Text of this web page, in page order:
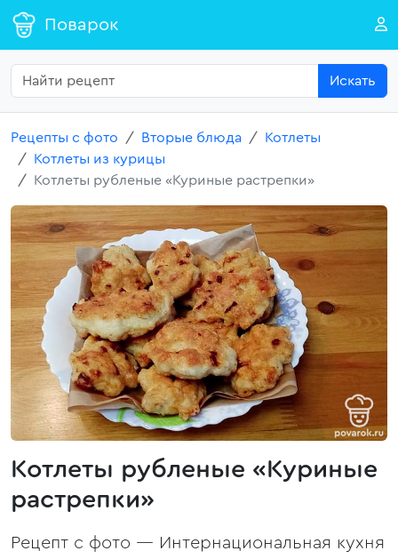
Поварок
Искать
Рецепты с фото Вторые блюда
Котлеты
Котлеты из курицы
Котлеты рубленые «Куриные растрепки»
Котлеты рубленые «Куриные
растрепки»
Рецепт с фото — Интернациональная кухня